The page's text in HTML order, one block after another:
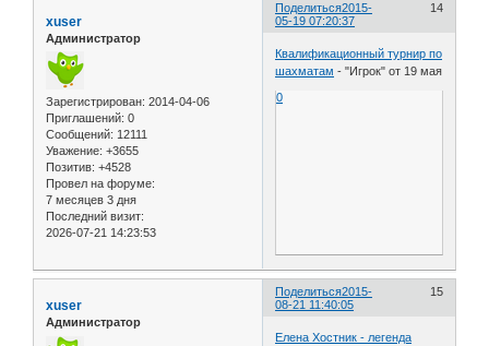
Поделиться 14
2015-
05-19 07:20:37
xuser
Администратор
Зарегистрирован: 2014-04-06
Приглашений: 0
Сообщений: 12111
Уважение: +3655
Позитив: +4528
Провел на форуме:
7 месяцев 3 дня
Последний визит:
2026-07-21 14:23:53
Квалификационный турнир по
шахматам - "Игрок" от 19 мая
0
Поделиться 15
2015-
08-21 11:40:05
xuser
Администратор
Елена Хостник - легенда